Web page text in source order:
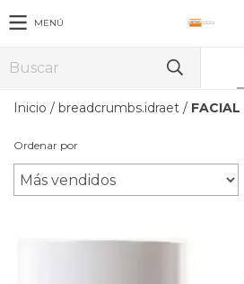
MENÚ
Inicio / breadcrumbs.idraet / FACIAL
Ordenar por